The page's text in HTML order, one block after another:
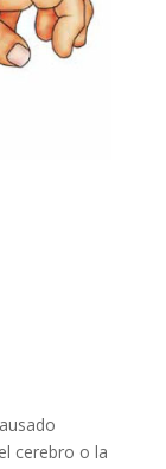
cerebro o la